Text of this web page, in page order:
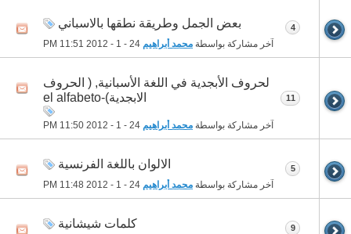
بعض الجمل وطريقة نطقها بالاسباني
آخر مشاركة بواسطة محمد أبراهيم 11:51 PM
4
لحروف الأبجدية في اللغة الأسبانية, ( الحروف
الابجدية)-el alfabeto
آخر مشاركة بواسطة محمد أبراهيم 11:50 PM
11
الالوان باللغة الفرنسية
آخر مشاركة بواسطة محمد أبراهيم 11:48 PM
5
كلمات شيشانية 9